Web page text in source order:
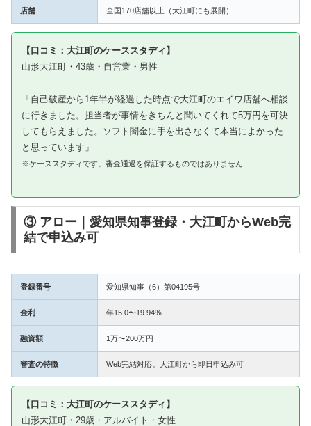
店舗 全国170店舗以上（大江町にも展開）
【口コミ：大江町のケーススタディ】
山形大江町・43歳・自営業・男性
「自己破産から1年半が経過した時点で大江町のエイワ店舗へ相談
に行きました。担当者が事情をきちんと聞いてくれて5万円を可決
してもらえました。ソフト闇金に手を出さなくて本当によかった
と思っています」
※ケーススタディです。審査通過を保証するものではありません
③ アロー｜愛知県知事登録・大江町からWeb完
結で申込み可
登録番号 愛知県知事（6）第04195号
金利 年15.0〜19.94%
融資額 1万〜200万円
審査の特徴 Web完結対応。大江町から即日申込み可
【口コミ：大江町のケーススタディ】
山形大江町・29歳・アルバイト・女性